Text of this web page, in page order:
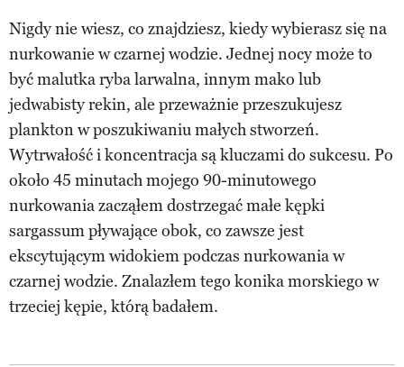
Nigdy nie wiesz, co znajdziesz, kiedy wybierasz się na
nurkowanie w czarnej wodzie. Jednej nocy może to
być malutka ryba larwalna, innym mako lub
jedwabisty rekin, ale przeważnie przeszukujesz
plankton w poszukiwaniu małych stworzeń.
Wytrwałość i koncentracja są kluczami do sukcesu. Po
około 45 minutach mojego 90-minutowego
nurkowania zacząłem dostrzegać małe kępki
sargassum pływające obok, co zawsze jest
ekscytującym widokiem podczas nurkowania w
czarnej wodzie. Znalazłem tego konika morskiego w
trzeciej kępie, którą badałem.